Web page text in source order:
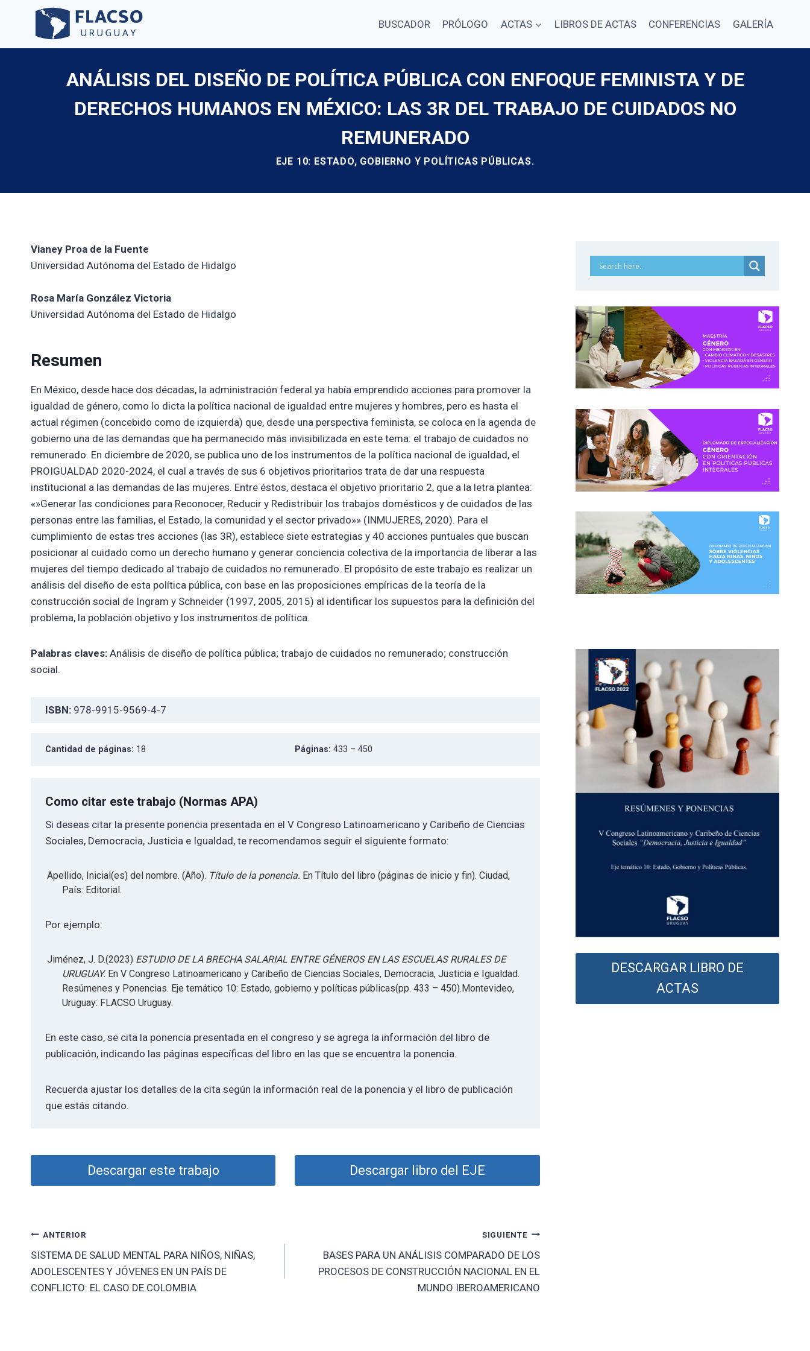
contenido
BUSCADOR PRÓLOGO ACTAS LIBROS DE ACTAS CONFERENCIAS GALERÍA
ANÁLISIS DEL DISEÑO DE POLÍTICA PÚBLICA CON ENFOQUE FEMINISTA Y DE
DERECHOS HUMANOS EN MÉXICO: LAS 3R DEL TRABAJO DE CUIDADOS NO
REMUNERADO
EJE 10: ESTADO, GOBIERNO Y POLÍTICAS PÚBLICAS.
Vianey Proa de la Fuente
Universidad Autónoma del Estado de Hidalgo
Rosa María González Victoria
Universidad Autónoma del Estado de Hidalgo
Resumen
En México, desde hace dos décadas, la administración federal ya había emprendido acciones para promover la
igualdad de género, como lo dicta la política nacional de igualdad entre mujeres y hombres, pero es hasta el
actual régimen (concebido como de izquierda) que, desde una perspectiva feminista, se coloca en la agenda de
gobierno una de las demandas que ha permanecido más invisibilizada en este tema: el trabajo de cuidados no
remunerado. En diciembre de 2020, se publica uno de los instrumentos de la política nacional de igualdad, el
PROIGUALDAD 2020-2024, el cual a través de sus 6 objetivos prioritarios trata de dar una respuesta
institucional a las demandas de las mujeres. Entre éstos, destaca el objetivo prioritario 2, que a la letra plantea:
«»Generar las condiciones para Reconocer, Reducir y Redistribuir los trabajos domésticos y de cuidados de las
personas entre las familias, el Estado, la comunidad y el sector privado»» (INMUJERES, 2020). Para el
cumplimiento de estas tres acciones (las 3R), establece siete estrategias y 40 acciones puntuales que buscan
posicionar al cuidado como un derecho humano y generar conciencia colectiva de la importancia de liberar a las
mujeres del tiempo dedicado al trabajo de cuidados no remunerado. El propósito de este trabajo es realizar un
análisis del diseño de esta política pública, con base en las proposiciones empíricas de la teoría de la
construcción social de Ingram y Schneider (1997, 2005, 2015) al identificar los supuestos para la definición del
problema, la población objetivo y los instrumentos de política.
Palabras claves: Análisis de diseño de política pública; trabajo de cuidados no remunerado; construcción
social.
ISBN: 978-9915-9569-4-7
Cantidad de páginas: 18 Páginas:433 – 450
Como citar este trabajo (Normas APA)
Si deseas citar la presente ponencia presentada en el V Congreso Latinoamericano y Caribeño de Ciencias
Sociales, Democracia, Justicia e Igualdad, te recomendamos seguir el siguiente formato:
Apellido, Inicial(es) del nombre. (Año). Título de la ponencia. En Título del libro (páginas de inicio y fin). Ciudad,
País: Editorial.
Por ejemplo:
Jiménez, J. D.(2023) ESTUDIO DE LA BRECHA SALARIAL ENTRE GÉNEROS EN LAS ESCUELAS RURALES DE
URUGUAY. En V Congreso Latinoamericano y Caribeño de Ciencias Sociales, Democracia, Justicia e Igualdad.
Resúmenes y Ponencias. Eje temático 10: Estado, gobierno y políticas públicas(pp. 433 – 450).Montevideo,
Uruguay: FLACSO Uruguay.
En este caso, se cita la ponencia presentada en el congreso y se agrega la información del libro de
publicación, indicando las páginas específicas del libro en las que se encuentra la ponencia.
Recuerda ajustar los detalles de la cita según la información real de la ponencia y el libro de publicación
que estás citando.
Descargar este trabajo Descargar libro del EJE
Navegación
de
entradas
ANTERIOR
SISTEMA DE SALUD MENTAL PARA NIÑOS, NIÑAS,
ADOLESCENTES Y JÓVENES EN UN PAÍS DE
CONFLICTO: EL CASO DE COLOMBIA
SIGUIENTE
BASES PARA UN ANÁLISIS COMPARADO DE LOS
PROCESOS DE CONSTRUCCIÓN NACIONAL EN EL
MUNDO IBEROAMERICANO
DESCARGAR LIBRO DE
ACTAS